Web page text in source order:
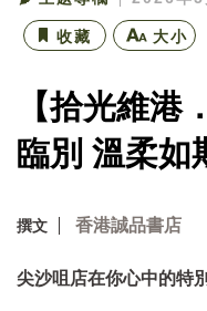
收藏 大小
【拾光維港
臨別 溫柔如
撰文 香港誠品書店
尖沙咀店在你心中的